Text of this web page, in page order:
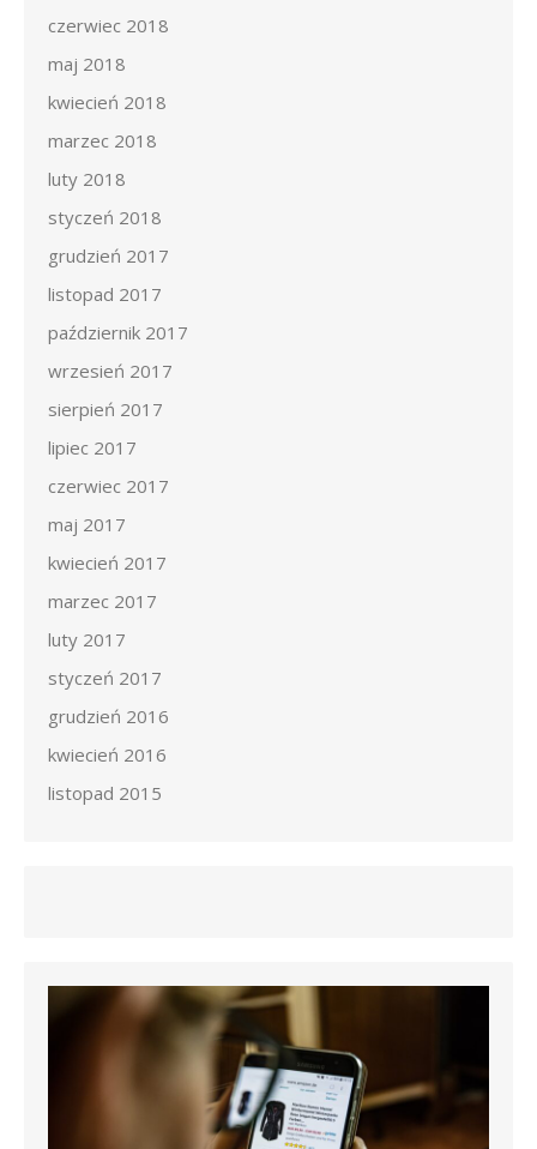
czerwiec 2018
maj 2018
kwiecień 2018
marzec 2018
luty 2018
styczeń 2018
grudzień 2017
listopad 2017
październik 2017
wrzesień 2017
sierpień 2017
lipiec 2017
czerwiec 2017
maj 2017
kwiecień 2017
marzec 2017
luty 2017
styczeń 2017
grudzień 2016
kwiecień 2016
listopad 2015